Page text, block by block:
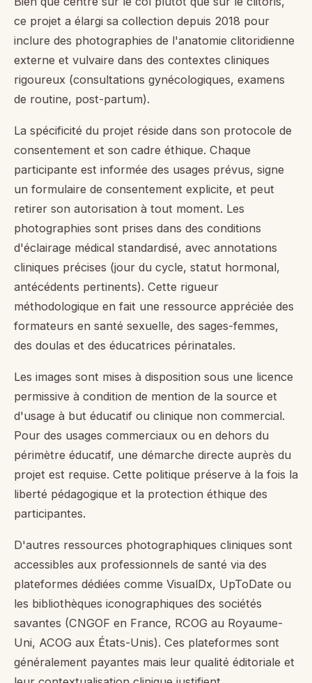
ce projet a élargi sa collection depuis 2018 pour
inclure des photographies de l'anatomie clitoridienne
externe et vulvaire dans des contextes cliniques
rigoureux (consultations gynécologiques, examens
de routine, post-partum).
La spécificité du projet réside dans son protocole de
consentement et son cadre éthique. Chaque
participante est informée des usages prévus, signe
un formulaire de consentement explicite, et peut
retirer son autorisation à tout moment. Les
photographies sont prises dans des conditions
d'éclairage médical standardisé, avec annotations
cliniques précises (jour du cycle, statut hormonal,
antécédents pertinents). Cette rigueur
méthodologique en fait une ressource appréciée des
formateurs en santé sexuelle, des sages-femmes,
des doulas et des éducatrices périnatales.
Les images sont mises à disposition sous une licence
permissive à condition de mention de la source et
d'usage à but éducatif ou clinique non commercial.
Pour des usages commerciaux ou en dehors du
périmètre éducatif, une démarche directe auprès du
projet est requise. Cette politique préserve à la fois la
liberté pédagogique et la protection éthique des
participantes.
D'autres ressources photographiques cliniques sont
accessibles aux professionnels de santé via des
plateformes dédiées comme VisualDx, UpToDate ou
les bibliothèques iconographiques des sociétés
savantes (CNGOF en France, RCOG au Royaume-
Uni, ACOG aux États-Unis). Ces plateformes sont
généralement payantes mais leur qualité éditoriale et